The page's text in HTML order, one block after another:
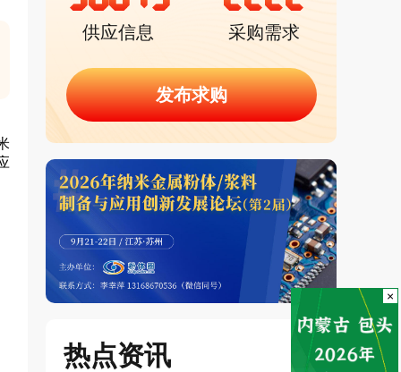
供应信息 采购需求
发布求购
热点资讯
×